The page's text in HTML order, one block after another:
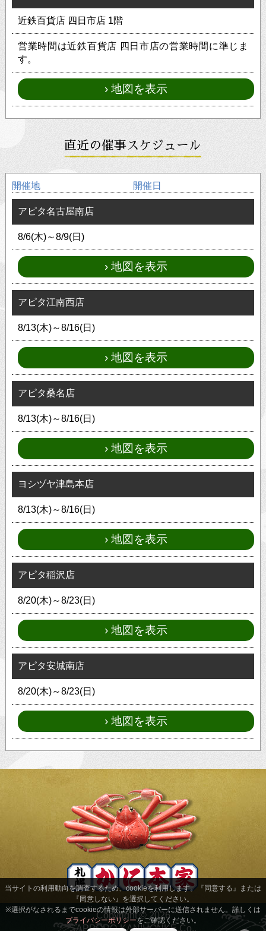
近鉄百貨店 四日市店 1階
営業時間は近鉄百貨店 四日市店の営業時間に準じま
す。
地図を表示
直近の催事スケジュール
開催地 開催日
アピタ名古屋南店
8/6(木)～8/9(日)
地図を表示
アピタ江南西店
8/13(木)～8/16(日)
地図を表示
アピタ桑名店
8/13(木)～8/16(日)
地図を表示
ヨシヅヤ津島本店
8/13(木)～8/16(日)
地図を表示
アピタ稲沢店
8/20(木)～8/23(日)
地図を表示
アピタ安城南店
8/20(木)～8/23(日)
地図を表示
Copyright © 2026
SAPPORO-KANIHONKE Co.,
当サイトの利用動向を調査するため、cookieを利用します。『同意する』または
『同意しない』を選択してください。
※選択がなされるまでcookieの情報は外部サーバーに送信されません。詳しくは
プライバシーポリシー